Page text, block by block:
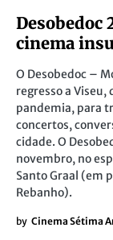
Desobedoc
cinema
O Desobedoc –
regresso a Viseu,
pandemia, para
concertos,
cidade. O
novembro, no
Santo Graal (em
Rebanho).
by Cinema Sétima